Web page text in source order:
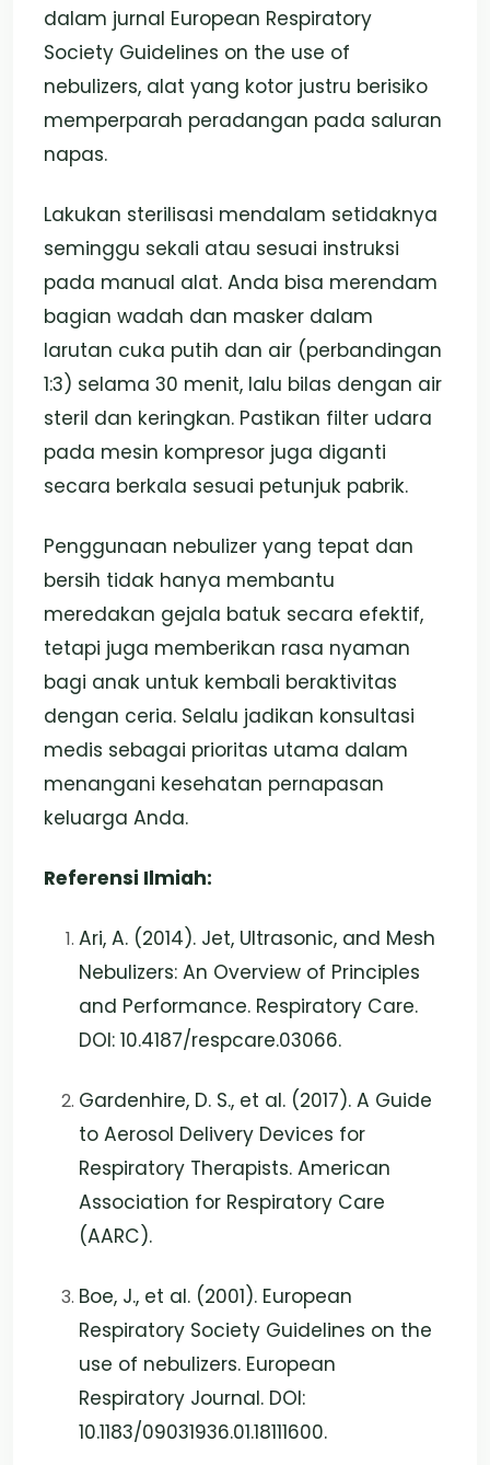
dalam jurnal European Respiratory
Society Guidelines on the use of
nebulizers, alat yang kotor justru berisiko
memperparah peradangan pada saluran
napas.
Lakukan sterilisasi mendalam setidaknya
seminggu sekali atau sesuai instruksi
pada manual alat. Anda bisa merendam
bagian wadah dan masker dalam
larutan cuka putih dan air (perbandingan
1:3) selama 30 menit, lalu bilas dengan air
steril dan keringkan. Pastikan filter udara
pada mesin kompresor juga diganti
secara berkala sesuai petunjuk pabrik.
Penggunaan nebulizer yang tepat dan
bersih tidak hanya membantu
meredakan gejala batuk secara efektif,
tetapi juga memberikan rasa nyaman
bagi anak untuk kembali beraktivitas
dengan ceria. Selalu jadikan konsultasi
medis sebagai prioritas utama dalam
menangani kesehatan pernapasan
keluarga Anda.
Referensi Ilmiah:
Ari, A. (2014). Jet, Ultrasonic, and Mesh
Nebulizers: An Overview of Principles
and Performance. Respiratory Care.
DOI: 10.4187/respcare.03066.
Gardenhire, D. S., et al. (2017). A Guide
to Aerosol Delivery Devices for
Respiratory Therapists. American
Association for Respiratory Care
(AARC).
Boe, J., et al. (2001). European
Respiratory Society Guidelines on the
use of nebulizers. European
Respiratory Journal. DOI:
10.1183/09031936.01.18111600.